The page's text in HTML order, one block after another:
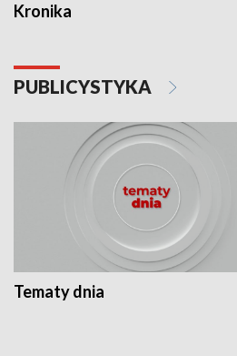
Kronika
PUBLICYSTYKA
Tematy dnia